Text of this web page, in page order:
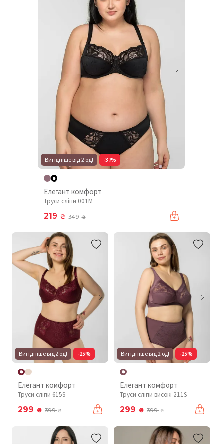
Вигідніше від 2 од! -37%
Елегант комфорт
Труси сліпи 001М
219 ₴ 349₴
Вигідніше від 2 од! -25%
Елегант комфорт
Труси сліпи 615S
299 ₴ 399₴
Вигідніше від 2 од! -25%
Елегант комфорт
Труси сліпи високі 211S
299 ₴ 399₴